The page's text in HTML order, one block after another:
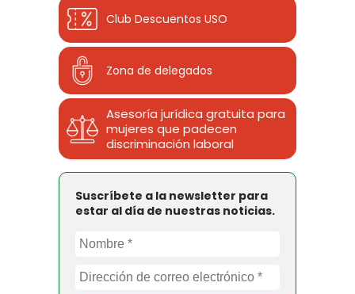
Club Descuentos USO
Zona de delegados
Asesoría jurídica gratuita para
mujeres que padecen
discriminación laboral
Suscríbete a la newsletter para
estar al día de nuestras noticias.